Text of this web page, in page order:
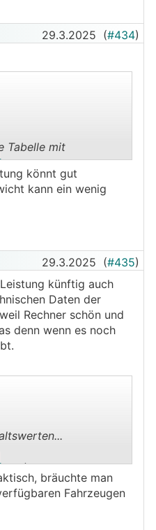
29.3.2025 (#434)
.
Tabelle mit
Liste ist nicht die
könnt gut
kann ein wenig
29.3.2025 (#435)
künftig auch
Daten der
Rechner schön und
denn wenn es noch
.
bräuchte man
Fahrzeugen